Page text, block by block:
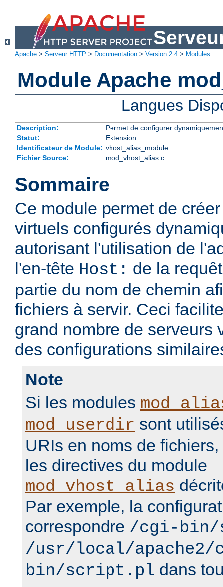
Apache > Serveur HTTP > Documentation > Version 2.4 > Modules
Module Apache
Langues
Description:
Permet de configurer
Statut:
Extension
Identificateur de Module: vhost_alias_module
Fichier Source:
mod_vhost_alias.c
Sommaire
Ce module permet de
virtuels configurés
autorisant l'utilisation de
l'en-tête Host: de la
partie du nom de chemin
fichiers à servir. Ceci
grand nombre de serveurs
des configurations
Note
Si les modules
mod_userdir sont
URIs en noms de
les directives du module
mod_vhost_alias
Par exemple, la
correspondre /cgi-
/usr/local/apache2/
bin/script.pl dans